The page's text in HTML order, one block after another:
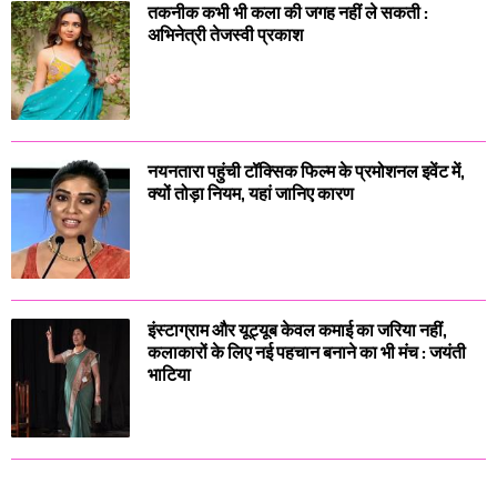
तकनीक कभी भी कला की जगह नहीं ले सकती :
अभिनेत्री तेजस्वी प्रकाश
नयनतारा पहुंची टॉक्सिक फिल्म के प्रमोशनल इवेंट में,
क्यों तोड़ा नियम, यहां जानिए कारण
इंस्टाग्राम और यूट्यूब केवल कमाई का जरिया नहीं,
कलाकारों के लिए नई पहचान बनाने का भी मंच : जयंती
भाटिया